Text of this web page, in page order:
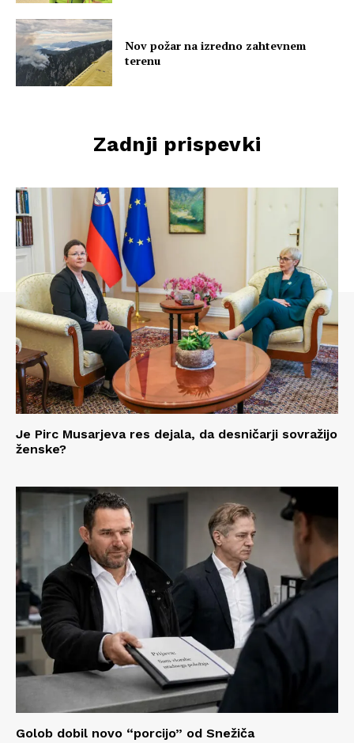
Nov požar na izredno zahtevnem
terenu
Zadnji prispevki
Je Pirc Musarjeva res dejala, da desničarji sovražijo
ženske?
Golob dobil novo “porcijo” od Snežiča